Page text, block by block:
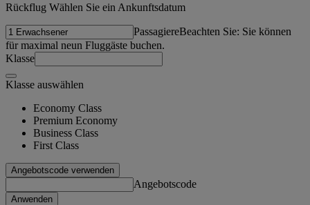
Rückflug Wählen Sie ein Ankunftsdatum
PassagiereBeachten Sie: Sie können
für maximal neun Fluggäste buchen.
Klasse
Klasse auswählen
Economy Class
Premium Economy
Business Class
First Class
Angebotscode verwenden
Angebotscode
Anwenden